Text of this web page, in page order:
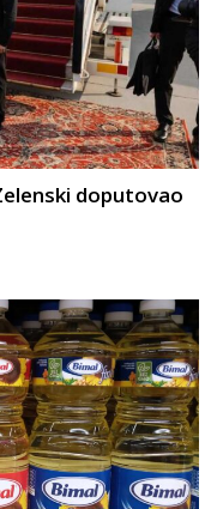
doputovao